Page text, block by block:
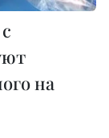
на